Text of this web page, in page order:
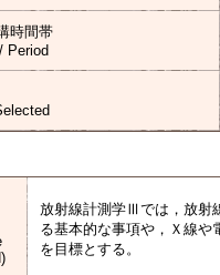
時間帯
Period
放射線計測学Ⅲでは，放射
る基本的な事項や，Ｘ線や
を目標とする。